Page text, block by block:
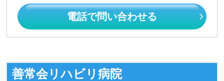
電話で問い合わせる
善常会リハビリ病院